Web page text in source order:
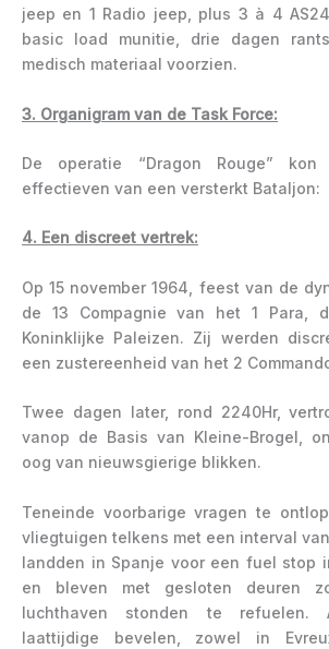
jeep en 1 Radio jeep, plus 3 à 4
basic load munitie, drie dagen
medisch materiaal voorzien.
3. Organigram van de Task Force:
De operatie “Dragon Rouge”
effectieven van een versterkt Bataljon:
4. Een discreet vertrek:
Op 15 november 1964, feest van de
de 13 Compagnie van het 1 Para,
Koninklijke Paleizen. Zij werden
een zustereenheid van het 2
Twee dagen later, rond 2240Hr,
vanop de Basis van Kleine-Brogel,
oog van nieuwsgierige blikken.
Teneinde voorbarige vragen te
vliegtuigen telkens met een interval
landden in Spanje voor een fuel stop
en bleven met gesloten deuren
luchthaven stonden te refuelen.
laattijdige bevelen, zowel in